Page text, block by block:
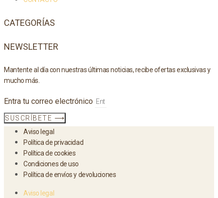
CATEGORÍAS
NEWSLETTER
Mantente al día con nuestras últimas noticias, recibe ofertas exclusivas y
mucho más.
Entra tu correo electrónico
SUSCRÍBETE ⟶
Aviso legal
Política de privacidad
Política de cookies
Condiciones de uso
Política de envíos y devoluciones
Aviso legal